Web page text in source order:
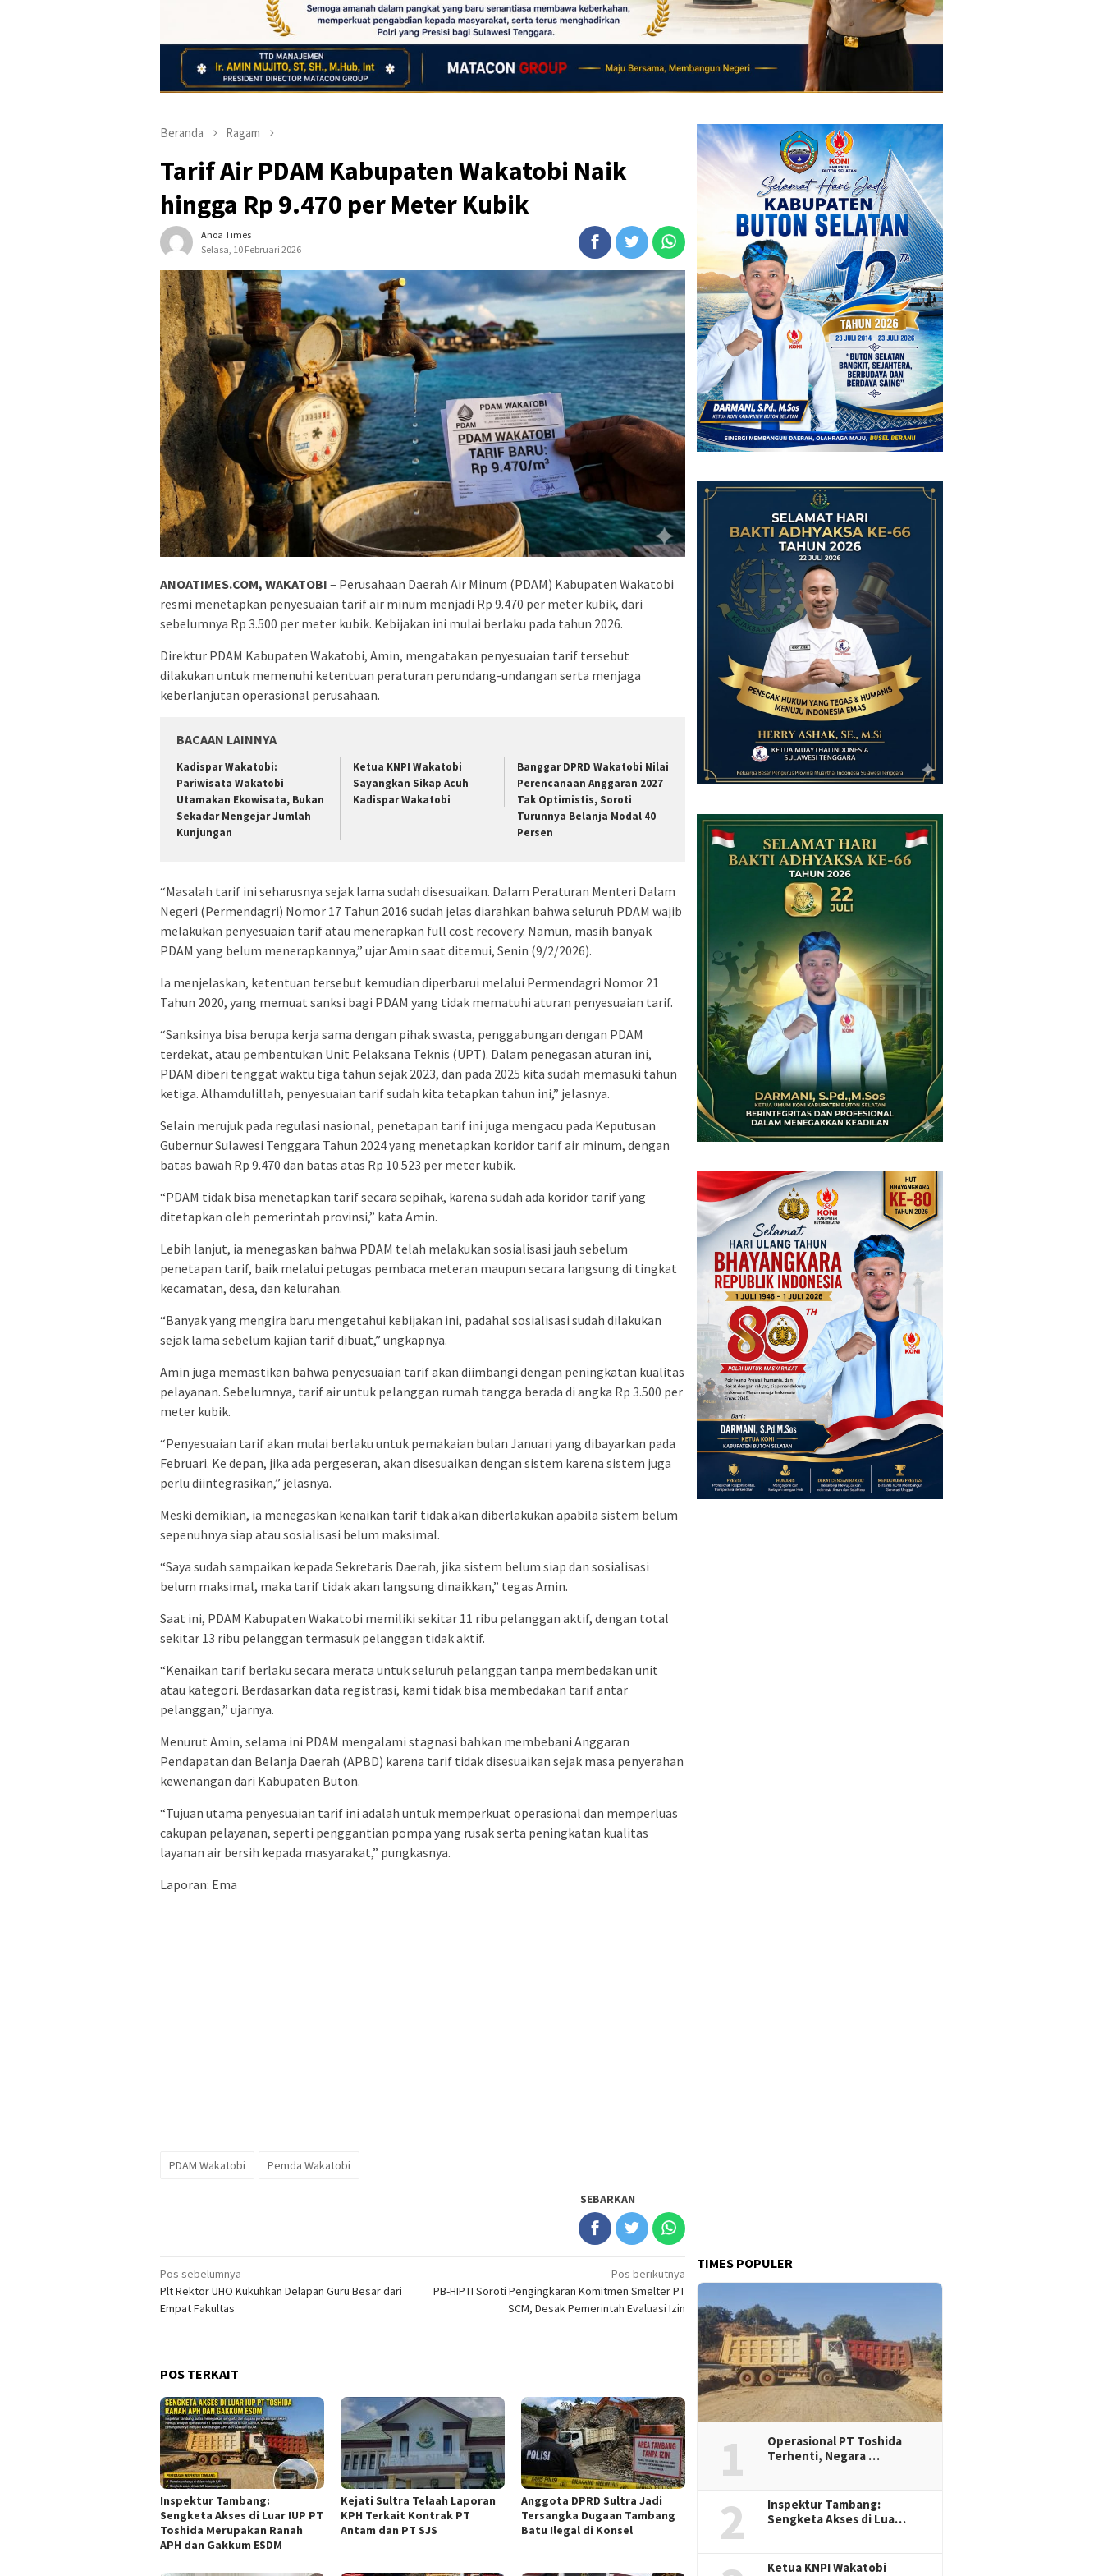
Beranda Ragam
Tarif Air PDAM Kabupaten Wakatobi Naik
hingga Rp 9.470 per Meter Kubik
Anoa Times
Selasa, 10 Februari 2026
ANOATIMES.COM, WAKATOBI – Perusahaan Daerah Air Minum (PDAM) Kabupaten Wakatobi
resmi menetapkan penyesuaian tarif air minum menjadi Rp 9.470 per meter kubik, dari
sebelumnya Rp 3.500 per meter kubik. Kebijakan ini mulai berlaku pada tahun 2026.
Direktur PDAM Kabupaten Wakatobi, Amin, mengatakan penyesuaian tarif tersebut
dilakukan untuk memenuhi ketentuan peraturan perundang-undangan serta menjaga
keberlanjutan operasional perusahaan.
BACAAN LAINNYA
Kadispar Wakatobi:
Pariwisata Wakatobi
Utamakan Ekowisata, Bukan
Sekadar Mengejar Jumlah
Kunjungan
Ketua KNPI Wakatobi
Sayangkan Sikap Acuh
Kadispar Wakatobi
Banggar DPRD Wakatobi Nilai
Perencanaan Anggaran 2027
Tak Optimistis, Soroti
Turunnya Belanja Modal 40
Persen
“Masalah tarif ini seharusnya sejak lama sudah disesuaikan. Dalam Peraturan Menteri Dalam
Negeri (Permendagri) Nomor 17 Tahun 2016 sudah jelas diarahkan bahwa seluruh PDAM wajib
melakukan penyesuaian tarif atau menerapkan full cost recovery. Namun, masih banyak
PDAM yang belum menerapkannya,” ujar Amin saat ditemui, Senin (9/2/2026).
Ia menjelaskan, ketentuan tersebut kemudian diperbarui melalui Permendagri Nomor 21
Tahun 2020, yang memuat sanksi bagi PDAM yang tidak mematuhi aturan penyesuaian tarif.
“Sanksinya bisa berupa kerja sama dengan pihak swasta, penggabungan dengan PDAM
terdekat, atau pembentukan Unit Pelaksana Teknis (UPT). Dalam penegasan aturan ini,
PDAM diberi tenggat waktu tiga tahun sejak 2023, dan pada 2025 kita sudah memasuki tahun
ketiga. Alhamdulillah, penyesuaian tarif sudah kita tetapkan tahun ini,” jelasnya.
Selain merujuk pada regulasi nasional, penetapan tarif ini juga mengacu pada Keputusan
Gubernur Sulawesi Tenggara Tahun 2024 yang menetapkan koridor tarif air minum, dengan
batas bawah Rp 9.470 dan batas atas Rp 10.523 per meter kubik.
“PDAM tidak bisa menetapkan tarif secara sepihak, karena sudah ada koridor tarif yang
ditetapkan oleh pemerintah provinsi,” kata Amin.
Lebih lanjut, ia menegaskan bahwa PDAM telah melakukan sosialisasi jauh sebelum
penetapan tarif, baik melalui petugas pembaca meteran maupun secara langsung di tingkat
kecamatan, desa, dan kelurahan.
“Banyak yang mengira baru mengetahui kebijakan ini, padahal sosialisasi sudah dilakukan
sejak lama sebelum kajian tarif dibuat,” ungkapnya.
Amin juga memastikan bahwa penyesuaian tarif akan diimbangi dengan peningkatan kualitas
pelayanan. Sebelumnya, tarif air untuk pelanggan rumah tangga berada di angka Rp 3.500 per
meter kubik.
“Penyesuaian tarif akan mulai berlaku untuk pemakaian bulan Januari yang dibayarkan pada
Februari. Ke depan, jika ada pergeseran, akan disesuaikan dengan sistem karena sistem juga
perlu diintegrasikan,” jelasnya.
Meski demikian, ia menegaskan kenaikan tarif tidak akan diberlakukan apabila sistem belum
sepenuhnya siap atau sosialisasi belum maksimal.
“Saya sudah sampaikan kepada Sekretaris Daerah, jika sistem belum siap dan sosialisasi
belum maksimal, maka tarif tidak akan langsung dinaikkan,” tegas Amin.
Saat ini, PDAM Kabupaten Wakatobi memiliki sekitar 11 ribu pelanggan aktif, dengan total
sekitar 13 ribu pelanggan termasuk pelanggan tidak aktif.
“Kenaikan tarif berlaku secara merata untuk seluruh pelanggan tanpa membedakan unit
atau kategori. Berdasarkan data registrasi, kami tidak bisa membedakan tarif antar
pelanggan,” ujarnya.
Menurut Amin, selama ini PDAM mengalami stagnasi bahkan membebani Anggaran
Pendapatan dan Belanja Daerah (APBD) karena tarif tidak disesuaikan sejak masa penyerahan
kewenangan dari Kabupaten Buton.
“Tujuan utama penyesuaian tarif ini adalah untuk memperkuat operasional dan memperluas
cakupan pelayanan, seperti penggantian pompa yang rusak serta peningkatan kualitas
layanan air bersih kepada masyarakat,” pungkasnya.
Laporan: Ema
PDAM Wakatobi Pemda Wakatobi
SEBARKAN
Navigasi
pos
Pos sebelumnya
Plt Rektor UHO Kukuhkan Delapan Guru Besar dari
Empat Fakultas
Pos berikutnya
PB-HIPTI Soroti Pengingkaran Komitmen Smelter PT
SCM, Desak Pemerintah Evaluasi Izin
POS TERKAIT
Inspektur Tambang:
Sengketa Akses di Luar IUP PT
Toshida Merupakan Ranah
APH dan Gakkum ESDM
Kejati Sultra Telaah Laporan
KPH Terkait Kontrak PT
Antam dan PT SJS
Anggota DPRD Sultra Jadi
Tersangka Dugaan Tambang
Batu Ilegal di Konsel
TIMES POPULER
1
Operasional PT Toshida
Terhenti, Negara …
2
Inspektur Tambang:
Sengketa Akses di Lua…
Ketua KNPI Wakatobi